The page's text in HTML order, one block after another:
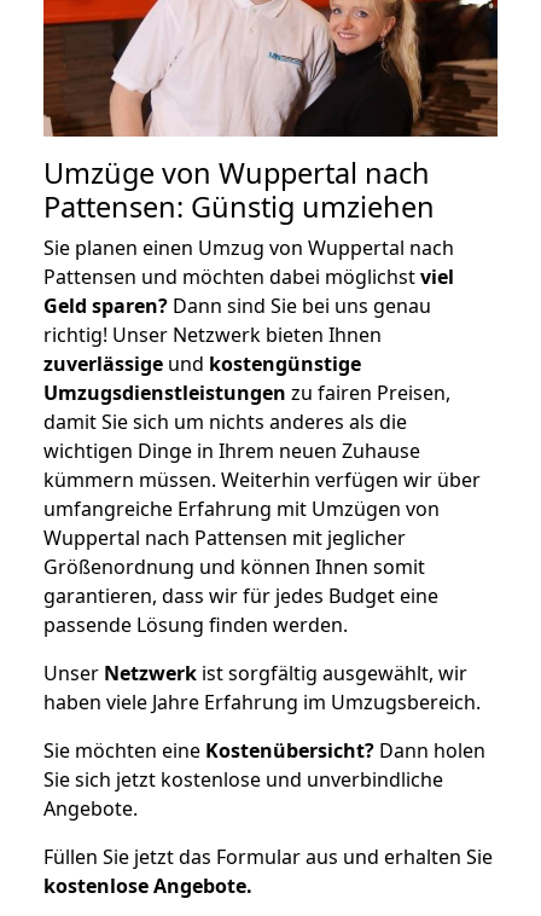
Umzüge von Wuppertal nach
Pattensen: Günstig umziehen
Sie planen einen Umzug von Wuppertal nach
Pattensen und möchten dabei möglichstviel
Geld sparen? Dann sind Sie bei uns genau
richtig! Unser Netzwerk bieten Ihnen
zuverlässige und kostengünstige
Umzugsdienstleistungen zu fairen Preisen,
damit Sie sich um nichts anderes als die
wichtigen Dinge in Ihrem neuen Zuhause
kümmern müssen. Weiterhin verfügen wir über
umfangreiche Erfahrung mit Umzügen von
Wuppertal nach Pattensen mit jeglicher
Größenordnung und können Ihnen somit
garantieren, dass wir für jedes Budget eine
passende Lösung finden werden.
Unser Netzwerk ist sorgfältig ausgewählt, wir
haben viele Jahre Erfahrung im Umzugsbereich.
Sie möchten eine Kostenübersicht? Dann holen
Sie sich jetzt kostenlose und unverbindliche
Angebote.
Füllen Sie jetzt das Formular aus und erhalten Sie
kostenloseAngebote.